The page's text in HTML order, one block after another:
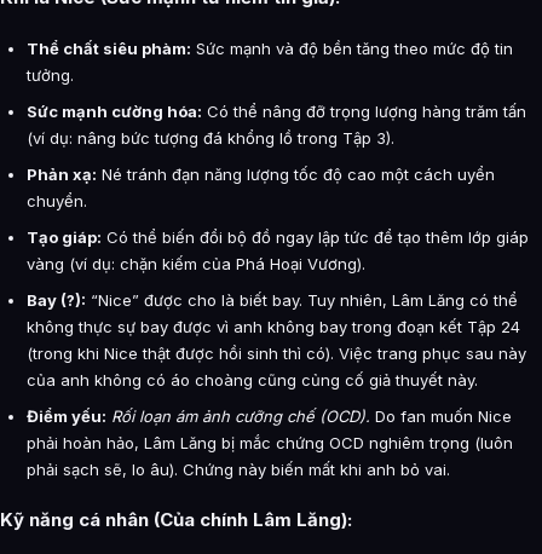
Thể chất siêu phàm: Sức mạnh và độ bền tăng theo mức độ tin
tưởng.
Sức mạnh cường hóa: Có thể nâng đỡ trọng lượng hàng trăm tấn
(ví dụ: nâng bức tượng đá khổng lồ trong Tập 3).
Phản xạ: Né tránh đạn năng lượng tốc độ cao một cách uyển
chuyển.
Tạo giáp: Có thể biến đổi bộ đồ ngay lập tức để tạo thêm lớp giáp
vàng (ví dụ: chặn kiếm của Phá Hoại Vương).
Bay (?): “Nice” được cho là biết bay. Tuy nhiên, Lâm Lăng có thể
không thực sự bay được vì anh không bay trong đoạn kết Tập 24
(trong khi Nice thật được hồi sinh thì có). Việc trang phục sau này
của anh không có áo choàng cũng củng cố giả thuyết này.
Điểm yếu: Rối loạn ám ảnh cưỡng chế (OCD). Do fan muốn Nice
phải hoàn hảo, Lâm Lăng bị mắc chứng OCD nghiêm trọng (luôn
phải sạch sẽ, lo âu). Chứng này biến mất khi anh bỏ vai.
Kỹ năng cá nhân (Của chính Lâm Lăng):